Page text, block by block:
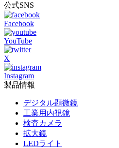
公式SNS
Facebook
YouTube
X
Instagram
製品情報
デジタル顕微鏡
工業用内視鏡
検査カメラ
拡大鏡
LEDライト